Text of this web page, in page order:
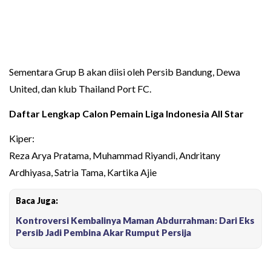
Sementara Grup B akan diisi oleh Persib Bandung, Dewa
United, dan klub Thailand Port FC.
Daftar Lengkap Calon Pemain Liga Indonesia All Star
Kiper:
Reza Arya Pratama, Muhammad Riyandi, Andritany
Ardhiyasa, Satria Tama, Kartika Ajie
Baca Juga:
Kontroversi Kembalinya Maman Abdurrahman: Dari Eks
Persib Jadi Pembina Akar Rumput Persija